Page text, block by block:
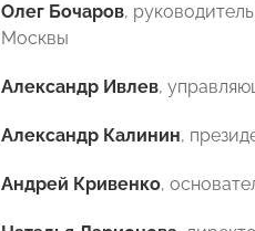
Олег Бочаров,
Москвы
Александр Ивлев,
Александр Калинин,
Андрей Кривенко,